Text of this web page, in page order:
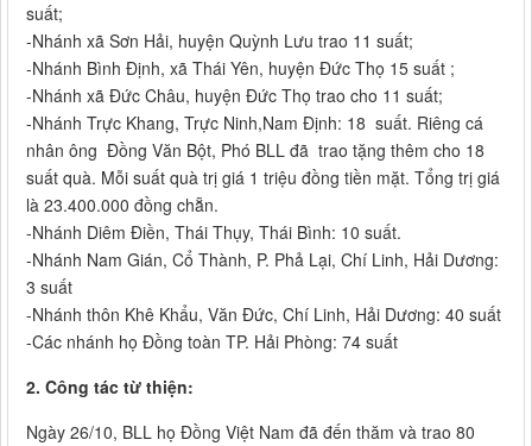
suất;
-Nhánh xã Sơn Hải, huyện Quỳnh Lưu trao 11 suất;
-Nhánh Bình Định, xã Thái Yên, huyện Đức Thọ 15 suất ;
-Nhánh xã Đức Châu, huyện Đức Thọ trao cho 11 suất;
-Nhánh Trực Khang, Trực Ninh,Nam Định: 18 suất. Riêng cá
nhân ông Đồng Văn Bột, Phó BLL đã trao tặng thêm cho 18
suất quà. Mỗi suất quà trị giá 1 triệu đồng tiền mặt. Tổng trị giá
là 23.400.000 đồng chẵn.
-Nhánh Diêm Điền, Thái Thụy, Thái Bình: 10 suất.
-Nhánh Nam Gián, Cổ Thành, P. Phả Lại, Chí Linh, Hải Dương:
3 suất
-Nhánh thôn Khê Khẩu, Văn Đức, Chí Linh, Hải Dương: 40 suất
-Các nhánh họ Đồng toàn TP. Hải Phòng: 74 suất
2. Công tác từ thiện:
Ngày 26/10, BLL họ Đồng Việt Nam đã đến thăm và trao 80